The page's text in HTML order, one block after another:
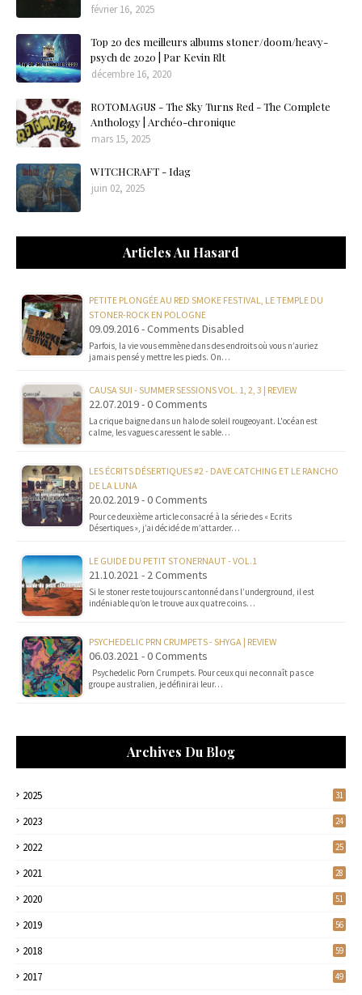
février 16, 2025
Top 20 des meilleurs albums stoner/doom/heavy-
psych de 2020 | Par Kevin Rlt
décembre 16, 2020
ROTOMAGUS - The Sky Turns Red - The Complete
Anthology | Archéo-chronique
mars 15, 2025
WITCHCRAFT - Idag
juin 02, 2025
Articles Au Hasard
PETITE PLONGÉE AU RED SMOKE FESTIVAL, LE TEMPLE DU
STONER-ROCK EN POLOGNE
09.09.2016 - Comments Disabled
Parfois, la vie vous emmène dans des endroits où vous n’auriez
jamais pensé y mettre les pieds. On…
CAUSA SUI - SUMMER SESSIONS VOL. 1, 2, 3 | REVIEW
22.07.2019 - 0 Comments
La crique baigne dans un halo de soleil rougeoyant. L'océan est
calme, les vagues caressent le sable…
LES ÉCRITS DÉSERTIQUES #2 - DAVE CATCHING ET LE RANCHO
DE LA LUNA
20.02.2019 - 0 Comments
Pour ce deuxième article consacré à la série des « Ecrits
Désertiques », j’ai décidé de m’attarder…
LE GUIDE DU PETIT STONERNAUT - VOL.1
21.10.2021 - 2 Comments
Si le stoner reste toujours cantonné dans l’underground, il est
indéniable qu’on le trouve aux quatre coins…
PSYCHEDELIC PRN CRUMPETS - SHYGA | REVIEW
06.03.2021 - 0 Comments
Psychedelic Porn Crumpets. Pour ceux qui ne connaît pas ce
groupe australien, je définirai leur…
Archives Du Blog
2025 31
2023 24
2022 25
2021 28
2020 51
2019 56
2018 59
2017 49